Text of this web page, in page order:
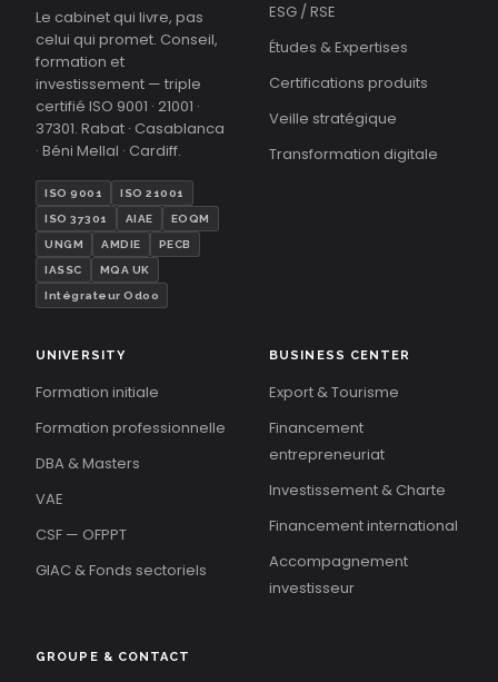
Le cabinet qui livre, pas
celui qui promet. Conseil,
formation et
investissement — triple
certifié ISO 9001 · 21001 ·
37301. Rabat · Casablanca
· Béni Mellal · Cardiff.
ISO 9001 ISO 21001
ISO 37301 AIAE EOQM
UNGM AMDIE PECB
IASSC MQA UK
Intégrateur Odoo
ESG / RSE
Études & Expertises
Certifications produits
Veille stratégique
Transformation digitale
UNIVERSITY
Formation initiale
Formation professionnelle
DBA & Masters
VAE
CSF — OFPPT
GIAC & Fonds sectoriels
BUSINESS CENTER
Export & Tourisme
Financement
entrepreneuriat
Investissement & Charte
Financement international
Accompagnement
investisseur
GROUPE & CONTACT